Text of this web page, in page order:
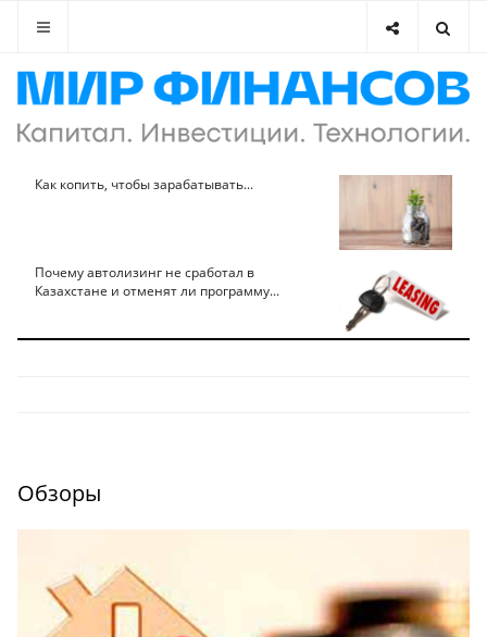
Как копить, чтобы зарабатывать...
Почему автолизинг не сработал в
Казахстане и отменят ли программу...
Обзоры